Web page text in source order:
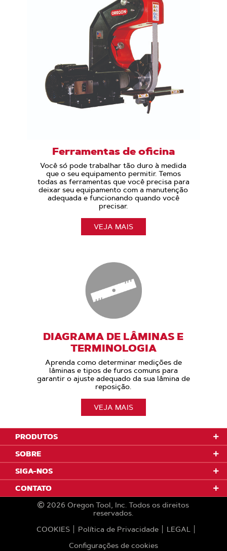
Ferramentas de oficina
Você só pode trabalhar tão duro à medida
que o seu equipamento permitir. Temos
todas as ferramentas que você precisa para
deixar seu equipamento com a manutenção
adequada e funcionando quando você
precisar.
VEJA MAIS
DIAGRAMA DE LÂMINAS E
TERMINOLOGIA
Aprenda como determinar medições de
lâminas e tipos de furos comuns para
garantir o ajuste adequado da sua lâmina de
reposição.
VEJA MAIS
PRODUTOS
SOBRE
SIGA-NOS
CONTATO
2026 Oregon Tool, Inc. Todos os direitos
reservados.
COOKIES
Política de Privacidade
LEGAL
Configurações de cookies